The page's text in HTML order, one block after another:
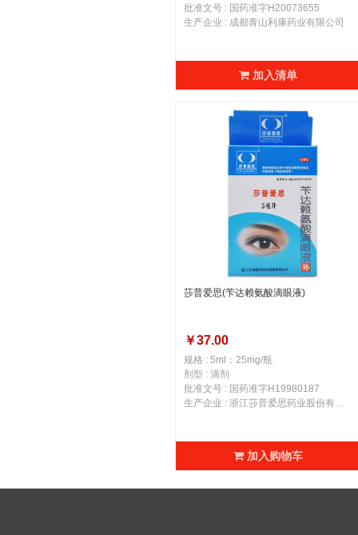
批准文号 : 国药准字H20073655
生产企业 : 成都青山利康药业有限公司
加入清单
莎普爱思(苄达赖氨酸滴眼液)
￥37.00
规格 : 5ml：25mg/瓶
剂型 : 滴剂
批准文号 : 国药准字H19980187
生产企业 : 浙江莎普爱思药业股份有限公司
加入购物车